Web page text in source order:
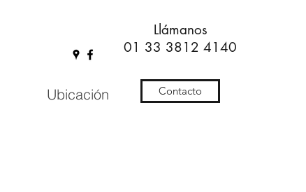
Llámanos
01 33 3812 4140
Ubicación Contacto